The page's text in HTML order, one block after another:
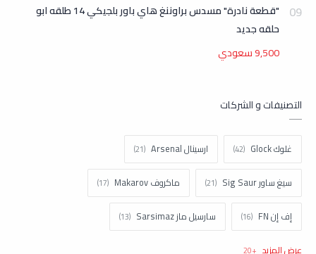
"قطعة نادرة" مسدس براوننغ هاي باور بلجيكي 14 طلقه ابو
حلقه جديد
9,500 سعودي
التصنيفات و الشركات
غلوك Glock ارسينال Arsenal
سيغ ساور Sig Saur ماكروف Makarov
إف إن FN سارسيل ماز Sarsimaz
كولت Colt